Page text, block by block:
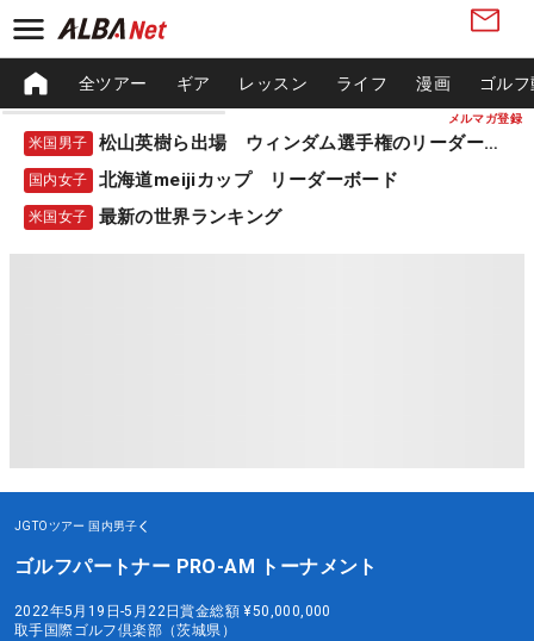
メルマガ登録
全ツアー ギア レッスン ライフ 漫画 ゴル
米国男子 松山英樹ら出場 ウィンダム選手権のリーダーボード
国内女子 北海道meijiカップ リーダーボード
米国女子 最新の世界ランキング
JGTOツアー 国内男子
ゴルフパートナー PRO-AM トーナメント
2022年5月19日-5月22日賞金総額 ¥50,000,000
取手国際ゴルフ倶楽部（茨城県）